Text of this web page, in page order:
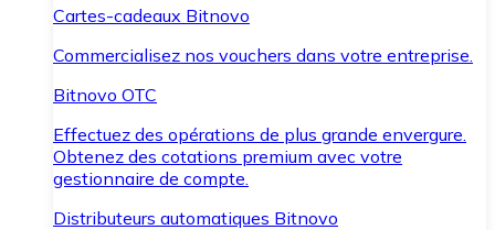
Cartes-cadeaux Bitnovo
Commercialisez nos vouchers dans votre entreprise.
Bitnovo OTC
Effectuez des opérations de plus grande envergure.
Obtenez des cotations premium avec votre
gestionnaire de compte.
Distributeurs automatiques Bitnovo